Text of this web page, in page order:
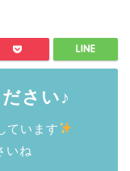
さい♪
ています
いね